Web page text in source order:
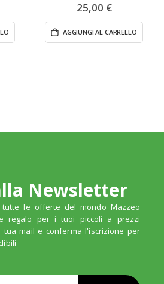
25,00 €
AGGIUNGI AL CARRELLO
Newsletter
tutte le offerte del mondo Mazzeo
regalo per i tuoi piccoli a prezzi
tua mail e conferma l'iscrizione per